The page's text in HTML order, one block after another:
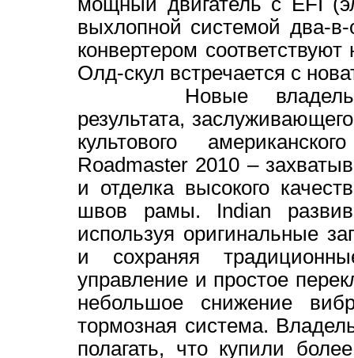
выхлопной системой два-
конвертером
Олд-скул встречается с
Новые владельцы
результата,
культового
Roadmaster 2010 –
и отделка высокого
швов рамы. Indian
используя оригинальные
и сохраняя
управление и простое
небольшое снижение
тормозная система.
полагать, что купили